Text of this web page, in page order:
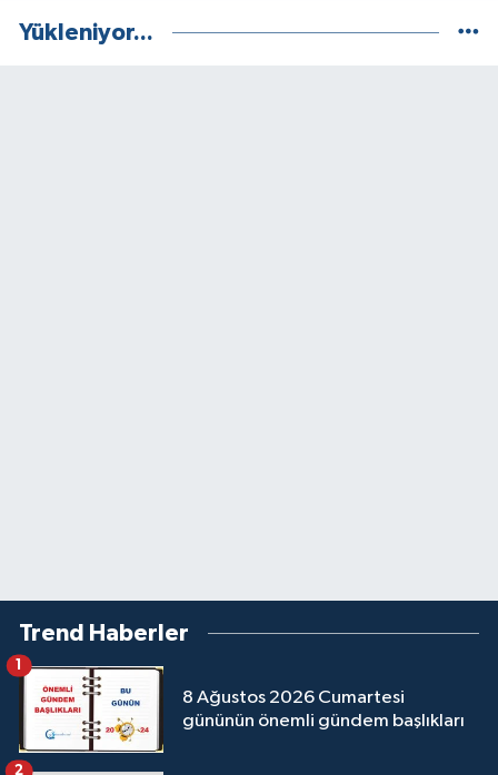
Yükleniyor...
Trend Haberler
8 Ağustos 2026 Cumartesi
gününün önemli gündem başlıkları
1
2